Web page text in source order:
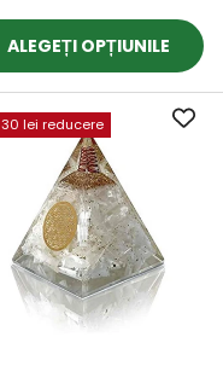
ALEGEȚI OPȚIUNILE
30 lei reducere